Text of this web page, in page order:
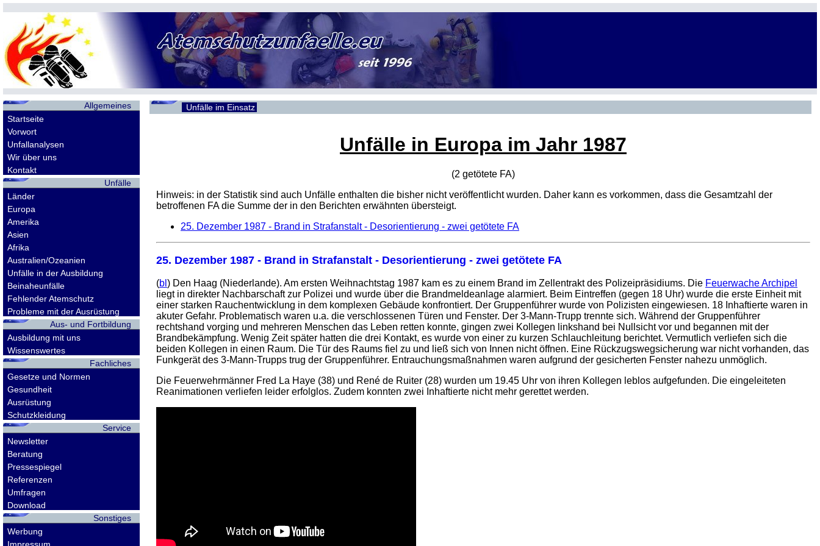
Allgemeines
Startseite
Vorwort
Unfallanalysen
Wir über uns
Kontakt
Unfälle
Länder
Europa
Amerika
Asien
Afrika
Australien/Ozeanien
Unfälle in der Ausbildung
Beinaheunfälle
Fehlender Atemschutz
Probleme mit der Ausrüstung
Aus- und Fortbildung
Ausbildung mit uns
Wissenswertes
Fachliches
Gesetze und Normen
Gesundheit
Ausrüstung
Schutzkleidung
Service
Newsletter
Beratung
Pressespiegel
Referenzen
Umfragen
Download
Sonstiges
Werbung
Unfälle im Einsatz
Unfälle in Europa im Jahr 1987
(2 getötete FA)
Hinweis: in der Statistik sind auch Unfälle enthalten die bisher nicht veröffentlicht wurden. Daher kann es vorkommen, dass die Gesamtzahl der
betroffenen FAdie Summe der in den Berichten erwähnten übersteigt.
25. Dezember 1987 - Brand in Strafanstalt - Desorientierung - zwei getötete FA
25. Dezember 1987 - Brand in Strafanstalt - Desorientierung - zwei getötete FA
(bl ) Den Haag (Niederlande). Am ersten Weihnachtstag 1987 kam es zu einem Brand im Zellentrakt des Polizeipräsidiums. Die Feuerwache Archipel
liegt in direkter Nachbarschaft zur Polizei und wurde über die Brandmeldeanlage alarmiert. Beim Eintreffen (gegen 18 Uhr) wurde die erste Einheit mit
einer starken Rauchentwicklung in dem komplexen Gebäude konfrontiert. Der Gruppenführer wurde von Polizisten eingewiesen. 18 Inhaftierte waren in
akuter Gefahr. Problematisch waren u.a. die verschlossenen Türen und Fenster. Der 3-Mann-Trupp trennte sich. Während der Gruppenführer
rechtshand vorging und mehreren Menschen das Leben retten konnte, gingen zwei Kollegen linkshand bei Nullsicht vor und begannen mit der
Brandbekämpfung. Wenig Zeit später hatten die drei Kontakt, es wurde von einer zu kurzen Schlauchleitung berichtet. Vermutlich verliefen sich die
beiden Kollegen in einen Raum. Die Tür des Raums fiel zu und ließ sich von Innen nicht öffnen. Eine Rückzugswegsicherung war nicht vorhanden, das
Funkgerät des 3-Mann-Trupps trug der Gruppenführer. Entrauchungsmaßnahmen waren aufgrund der gesicherten Fenster nahezu unmöglich.
Die Feuerwehrmänner Fred La Haye (38) und René de Ruiter (28) wurden um 19.45 Uhr von ihren Kollegen leblos aufgefunden. Die eingeleiteten
Reanimationen verliefen leider erfolglos. Zudem konnten zwei Inhaftierte nicht mehr gerettet werden.